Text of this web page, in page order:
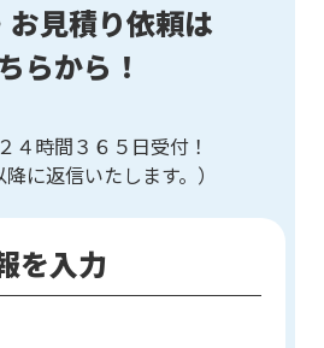
お見積り依頼は
らから！
４時間３６５日受付！
降に返信いたします。）
を入力